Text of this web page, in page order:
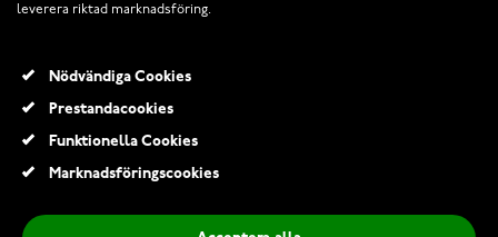
leverera riktad marknadsföring.
Nödvändiga Cookies
Prestandacookies
Funktionella Cookies
Marknadsföringscookies